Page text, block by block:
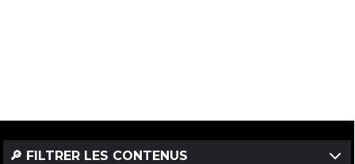
🔎 FILTRER LES CONTENUS